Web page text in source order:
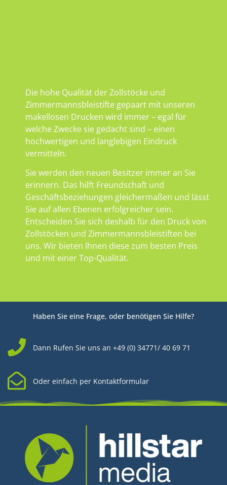
Die hohe Qualität der Zollstöcke und
Zimmermannsbleistifte gepaart mit unseren
makellosen Drucken wird immer – egal für
welche Zwecke sie gedacht sind – einen
hochwertigen und langlebigen Eindruck
vermitteln.
Sie werden den neuen Besitzer immer an Sie
erinnern. Das hilft Freundschaft und
Geschäftsbeziehungen gleichermaßen und lässt
Sie auf allen Ebenen erfolgreicher sein.
Entscheiden Sie sich deshalb für den Druck von
Zollstöcken und Zimmermannsbleistiften bei
uns. Wir bieten Ihnen diese zum besten Preis
und mit einer Top-Qualität.
Haben Sie eine Frage, oder benötigen Sie Hilfe?
Dann Rufen Sie uns an +49 (0) 34771/ 40 69 71
Oder einfach per Kontaktformular